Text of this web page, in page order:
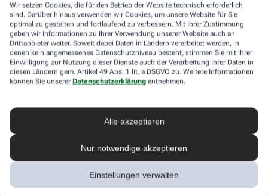
Wir setzen Cookies, die für den Betrieb der Website technisch erforderlich
sind. Darüber hinaus verwenden wir Cookies, um unsere Website für Sie
optimal zu gestalten und fortlaufend zu verbessern. Mit Ihrer Zustimmung
geben wir Informationen zu Ihrer Verwendung unserer Website auch an
Drittanbieter weiter. Soweit dabei Daten in Ländern verarbeitet werden, in
denen kein angemessenes Datenschutzniveau besteht, stimmen Sie mit Ihrer
Einwilligung zur Nutzung dieser Dienste auch der Verarbeitung Ihrer Daten in
diesen Ländern gem. Artikel 49 Abs. 1 lit. a DSGVO zu. Weitere Informationen
können Sie unserer Datenschutzerklärung entnehmen.
Alle akzeptieren
Nur notwendige akzeptieren
Einstellungen verwalten